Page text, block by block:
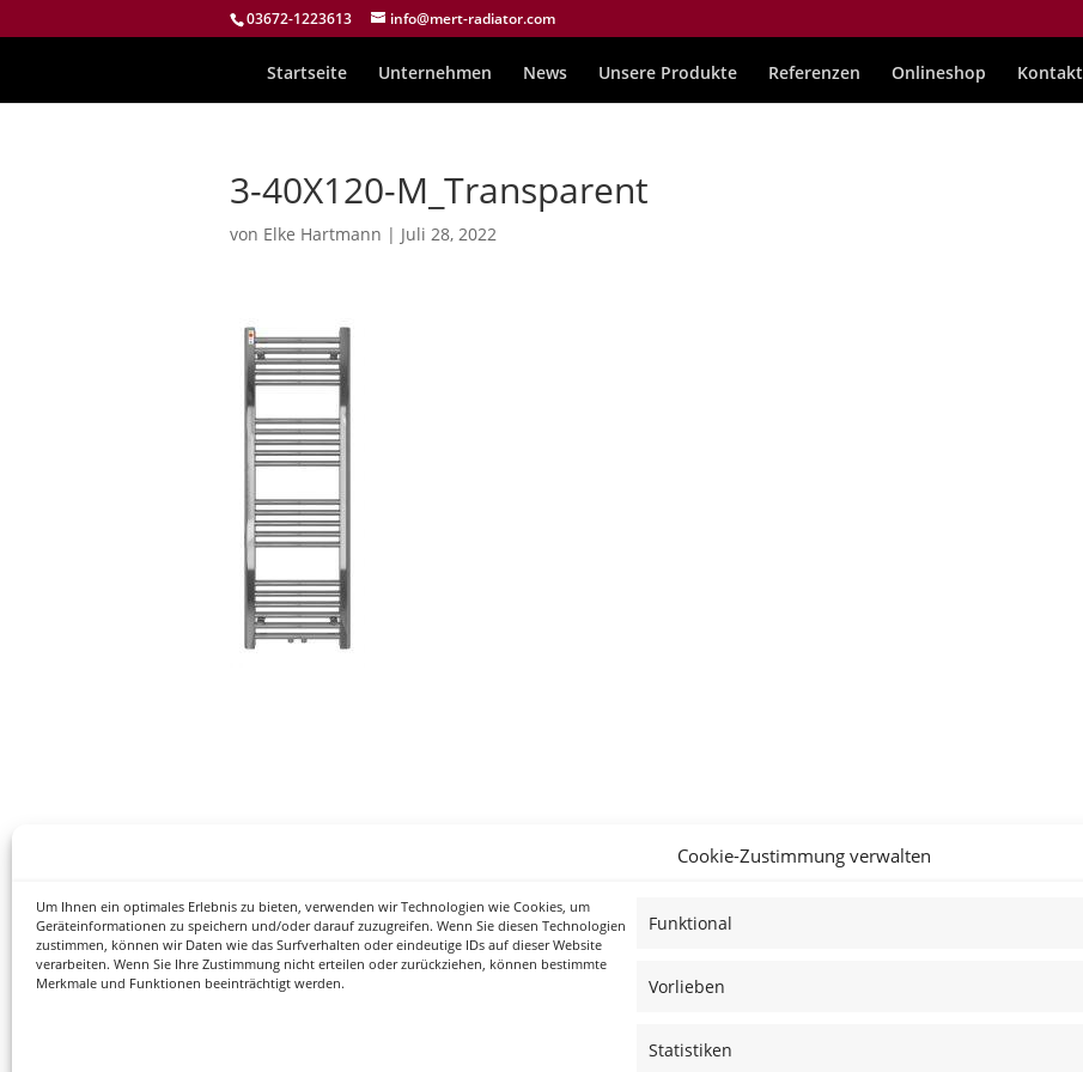
Cookie-Zustimmung verwalten
Um Ihnen ein optimales Erlebnis zu bieten, verwenden wir Technologien wie Cookies, um
Geräteinformationen zu speichern und/oder darauf zuzugreifen. Wenn Sie diesen Technologien
zustimmen, können wir Daten wie das Surfverhalten oder eindeutige IDs auf dieser Website
verarbeiten. Wenn Sie Ihre Zustimmung nicht erteilen oder zurückziehen, können bestimmte
Merkmale und Funktionen beeinträchtigt werden.
Funktional
Vorlieben
Statistiken
03672-1223613 info@mert-radiator.com
Startseite Unternehmen News Unsere Produkte Referenzen Onlineshop Kontakt
3-40X120-M_Transparent
von Elke Hartmann | Juli 28, 2022